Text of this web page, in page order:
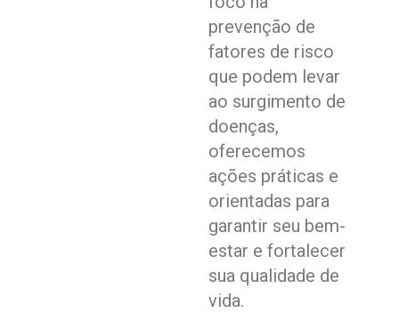
prevenção de
fatores de risco
que podem levar
ao surgimento de
doenças,
oferecemos
ações práticas e
orientadas para
garantir seu bem-
estar e fortalecer
sua qualidade de
vida.